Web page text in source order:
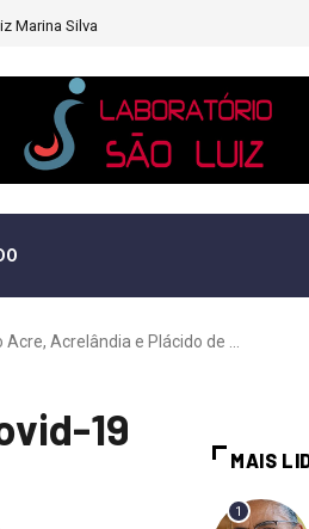
Marina Silva
Acrelândia e Plácido de ...
19
MAIS
1